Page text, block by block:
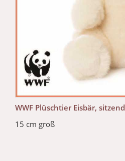
WWF Plüschtier Eisbär, sitzend
15 cm groß